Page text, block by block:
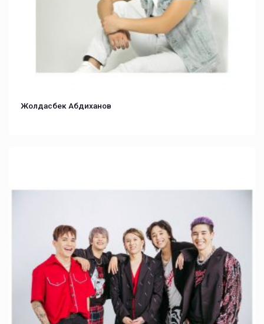
Жолдасбек Абдиханов